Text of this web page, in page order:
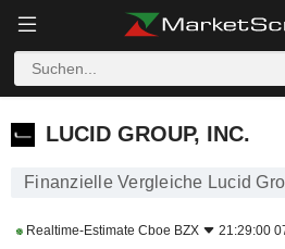
LUCID GROUP, INC.
LUCID GROUP, INC.
Finanzielle Vergleiche Lucid
Realtime-Estimate Cboe BZX 21:29:00